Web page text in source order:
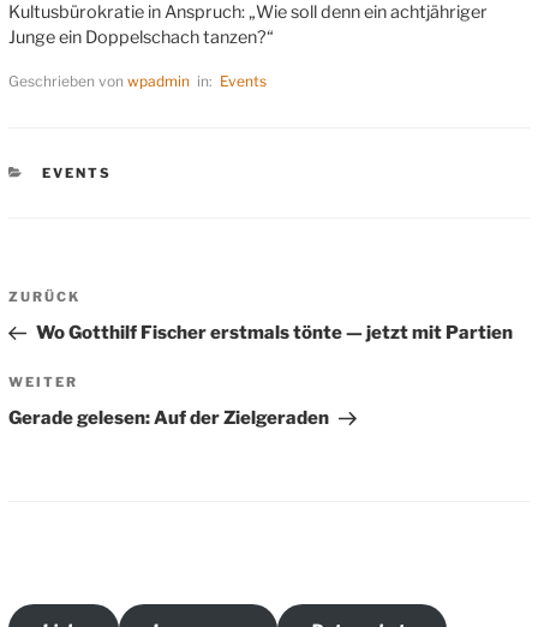
Kultusbürokratie in Anspruch: „Wie soll denn ein achtjähriger
Junge ein Doppelschach tanzen?“
Geschrieben vonwpadmin in: Events
KATEGORIEN
EVENTS
Beitragsnavigation
Vorheriger
Beitrag
ZURÜCK
Wo Gotthilf Fischer erstmals tönte — jetzt mit Partien
Nächster
Beitrag
WEITER
Gerade gelesen: Auf der Zielgeraden